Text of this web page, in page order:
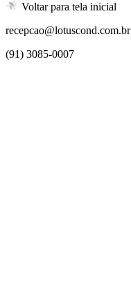
Voltar para tela inicial
recepcao@lotuscond.com.br
(91) 3085-0007